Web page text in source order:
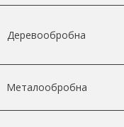
Деревообробна
Металообробна